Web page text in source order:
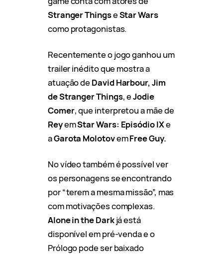
Stranger ThingseStar Wars
como protagonistas.
Recentemente o jogo ganhou um
trailer inédito que mostra a
atuação deDavid Harbour, Jim
de Stranger Things, eJodie
Comer, que interpretou a mãe de
ReyemStar Wars: Episódio IXe
aGarota MolotovemFree Guy.
No vídeo também é possível ver
os personagens se encontrando
por “terem a mesma missão”, mas
com motivações complexas.
Alone in the Darkjá está
disponível em pré-venda e o
Prólogo pode ser baixado